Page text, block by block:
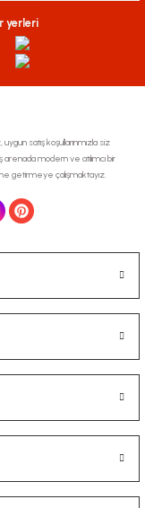
yerleri
satış koşullarınmızla siz
modern ve atılımcı bir
getirmeye çalışmaktayız.